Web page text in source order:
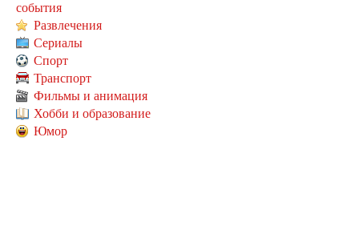
события
Развлечения
Сериалы
Спорт
Транспорт
Фильмы и анимация
Хобби и образование
Юмор